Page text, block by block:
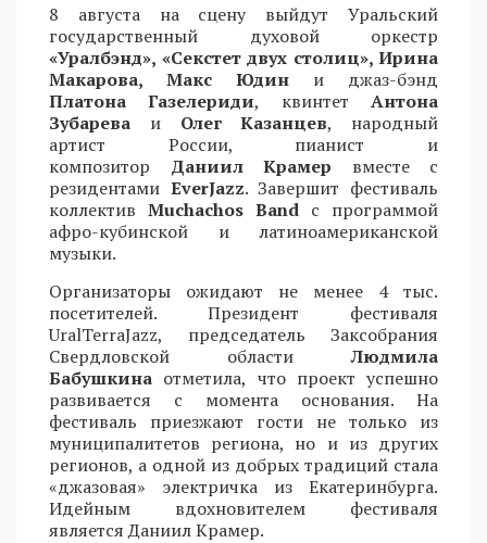
8 августа на сцену выйдут Уральский
государственный духовой оркестр
«Уралбэнд», «Секстет двух столиц», Ирина
Макарова, Макс Юдин и джаз-бэнд
Платона Газелериди, квинтетАнтона
Зубарева и Олег Казанцев, народный
артист России, пианист и
композитор Даниил Крамер вместе с
резидентами EverJazz. Завершит фестиваль
коллектив Muchachos Band с программой
афро-кубинской и латиноамериканской
музыки.
Организаторы ожидают не менее 4 тыс.
посетителей. Президент фестиваля
UralTerraJazz, председатель Заксобрания
Свердловской областиЛюдмила
Бабушкина отметила, что проект успешно
развивается с момента основания. На
фестиваль приезжают гости не только из
муниципалитетов региона, но и из других
регионов, а одной из добрых традиций стала
«джазовая» электричка из Екатеринбурга.
Идейным вдохновителем фестиваля
является Даниил Крамер.